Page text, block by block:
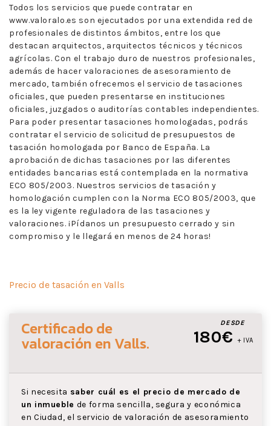
Todos los servicios que puede contratar en
www.valoralo.es son ejecutados por una extendida red de
profesionales de distintos ámbitos, entre los que
destacan arquitectos, arquitectos técnicos y técnicos
agrícolas. Con el trabajo duro de nuestros profesionales,
además de hacer valoraciones de asesoramiento de
mercado, también ofrecemos el servicio de tasaciones
oficiales, que pueden presentarse en instituciones
oficiales, juzgados o auditorías contables independientes.
Para poder presentar tasaciones homologadas, podrás
contratar el servicio de solicitud de presupuestos de
tasación homologada por Banco de España. La
aprobación de dichas tasaciones por las diferentes
entidades bancarias está contemplada en la normativa
ECO 805/2003. Nuestros servicios de tasación y
homologación cumplen con la Norma ECO 805/2003, que
es la ley vigente reguladora de las tasaciones y
valoraciones. ¡Pídanos un presupuesto cerrado y sin
compromiso y le llegará en menos de 24 horas!
Precio de tasación en Valls
DESDE
180€ + IVA
Certificado de
valoración en Valls.
Si necesita saber cuál es el precio de mercado de
un inmueble de forma sencilla, segura y económica
en Ciudad, el servicio de valoración de asesoramiento